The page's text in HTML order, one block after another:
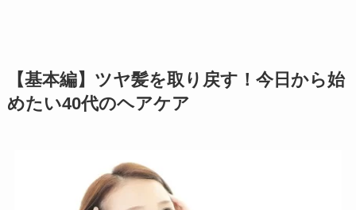
【基本編】ツヤ髪を取り戻す！今日から始
めたい40代のヘアケア